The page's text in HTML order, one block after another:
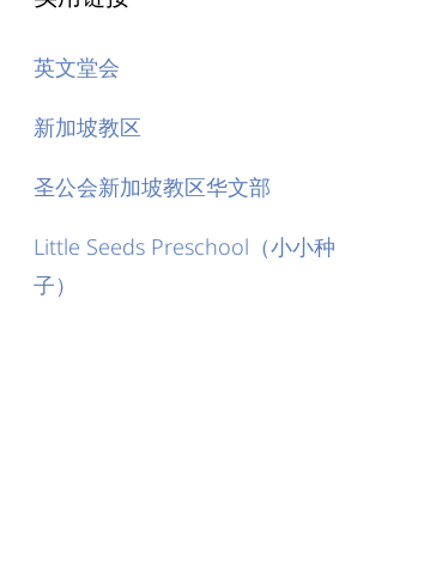
英文堂会
新加坡教区
圣公会新加坡教区华文部
Little Seeds Preschool（小小种
子）